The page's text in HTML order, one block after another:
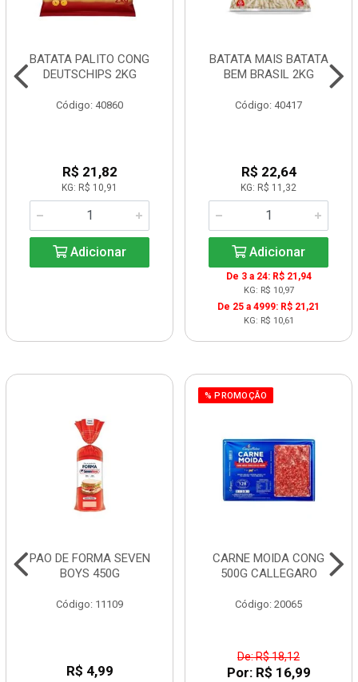
BATATA PALITO CONG
DEUTSCHIPS 2KG
Código: 40860
R$ 21,82
KG: R$ 10,91
Adicionar
BATATA MAIS BATATA
BEM BRASIL 2KG
Código: 40417
R$ 22,64
KG: R$ 11,32
Adicionar
De 3 a 24: R$ 21,94
KG: R$ 10,97
De 25 a 4999: R$ 21,21
KG: R$ 10,61
PAO DE FORMA SEVEN
BOYS 450G
Código: 11109
R$ 4,99
% PROMOÇÃO
CARNE MOIDA CONG
500G CALLEGARO
Código: 20065
De: R$ 18,12
Por: R$ 16,99